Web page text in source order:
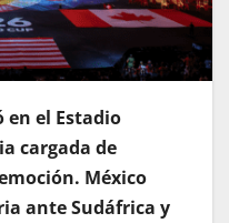
en el Estadio
cargada de
México
ante Sudáfrica y